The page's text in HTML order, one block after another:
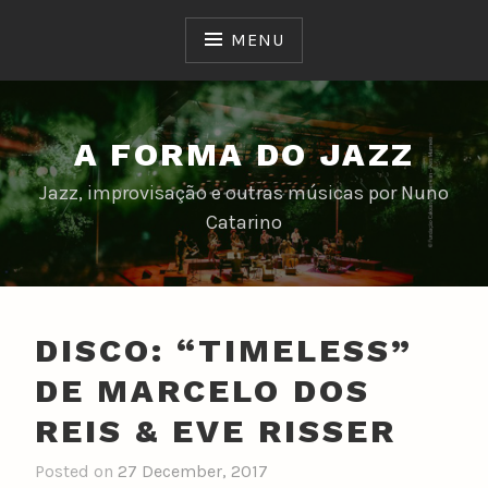
MENU
A FORMA DO JAZZ
Jazz, improvisação e outras músicas por Nuno
Catarino
DISCO: “TIMELESS”
DE MARCELO DOS
REIS & EVE RISSER
Posted on 27 December, 2017